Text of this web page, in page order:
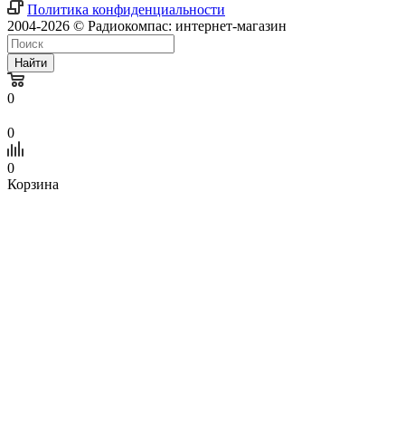
Политика конфиденциальности
2004-2026 © Радиокомпас: интернет-магазин
Найти
0
0
0
Корзина